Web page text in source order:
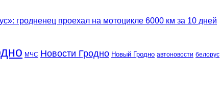
гродненец проехал на мотоцикле 6000 км за 10 дней
МЧС Новости Гродно Новый Гродно автоновости белорус